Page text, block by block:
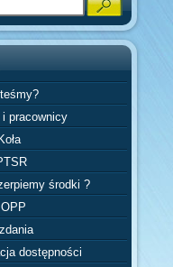
i pracownicy
środki ?
dostępności